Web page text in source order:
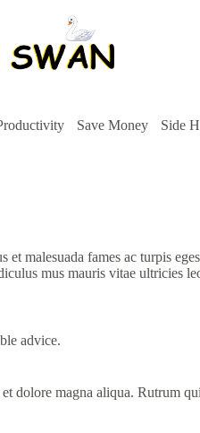
Save Money Side
malesuada fames ac turpis
mus mauris vitae ultricies
advice.
magna aliqua. Rutrum